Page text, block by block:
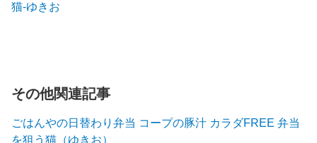
猫-ゆきお
その他関連記事
ごはんやの日替わり弁当 コープの豚汁 カラダFREE 弁当
を狙う猫（ゆきお）